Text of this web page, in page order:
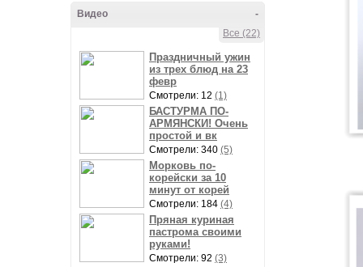
-
Видео
Все (22)
Праздничный ужин
из трех блюд на 23
февр
Смотрели: 12 (1)
БАСТУРМА ПО-
АРМЯНСКИ! Очень
простой и вк
Смотрели: 340 (5)
Морковь по-
корейски за 10
минут от корей
Смотрели: 184 (4)
Пряная куриная
пастрома своими
руками!
Смотрели: 92 (3)